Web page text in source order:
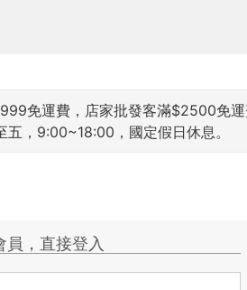
免運費，店家批發客滿$2500免
，9:00~18:00，國定假日休息。
員，直接登入